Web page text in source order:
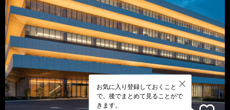
お気に入り登録しておくこと
で、後でまとめて見ることがで
きます。